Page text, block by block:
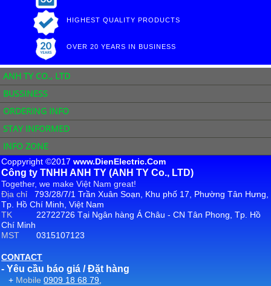
HIGHEST QUALITY PRODUCTS
OVER 20 YEARS IN BUSINESS
ANH TY CO., LTD
BUSSINESS
ORDERING INFO
STAY INFORMED
INFO ZONE
Coppyright ©2017www.DienElectric.Com
Công ty TNHH ANH TY (ANH TY Co., LTD)
Together, we make Việt Nam great!
Địa chỉ793/28/7/1 Trần Xuân Soạn, Khu phố 17, Phường Tân Hưng,
Tp. Hồ Chí Minh, Việt Nam
TK22722726 Tại Ngân hàng Á Châu - CN Tân Phong, Tp. Hồ
Chí Minh
MST0315107123
CONTACT
- Yêu cầu báo giá / Đặt hàng
+ Mobile 0909 18 68 79,